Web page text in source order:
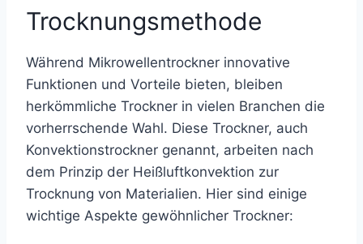
Trocknungsmethode
Während Mikrowellentrockner innovative
Funktionen und Vorteile bieten, bleiben
herkömmliche Trockner in vielen Branchen die
vorherrschende Wahl. Diese Trockner, auch
Konvektionstrockner genannt, arbeiten nach
dem Prinzip der Heißluftkonvektion zur
Trocknung von Materialien. Hier sind einige
wichtige Aspekte gewöhnlicher Trockner: